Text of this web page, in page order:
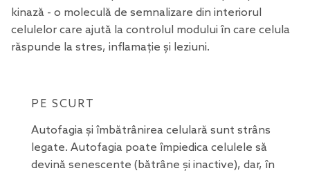
kinază - o moleculă de semnalizare din interiorul
celulelor care ajută la controlul modului în care celula
răspunde la stres, inflamație și leziuni.
PE SCURT
Autofagia și îmbătrânirea celulară sunt strâns
legate. Autofagia poate împiedica celulele să
devină senescente (bătrâne și inactive), dar, în